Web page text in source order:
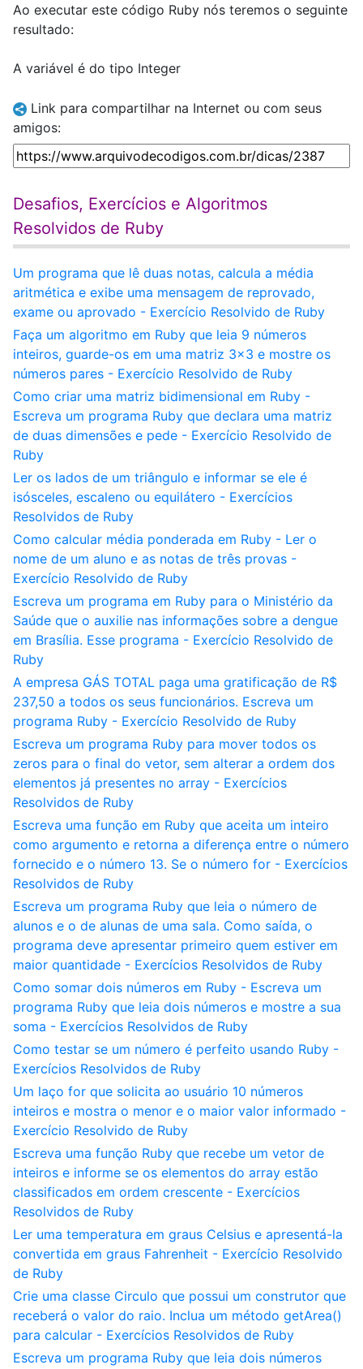
Ao executar este código Ruby nós teremos o seguinte
resultado:
A variável é do tipo Integer
Link para compartilhar na Internet ou com seus
amigos:
Desafios, Exercícios e Algoritmos
Resolvidos de Ruby
Um programa que lê duas notas, calcula a média
aritmética e exibe uma mensagem de reprovado,
exame ou aprovado - Exercício Resolvido de Ruby
Faça um algoritmo em Ruby que leia 9 números
inteiros, guarde-os em uma matriz 3x3 e mostre os
números pares - Exercício Resolvido de Ruby
Como criar uma matriz bidimensional em Ruby -
Escreva um programa Ruby que declara uma matriz
de duas dimensões e pede - Exercício Resolvido de
Ruby
Ler os lados de um triângulo e informar se ele é
isósceles, escaleno ou equilátero - Exercícios
Resolvidos de Ruby
Como calcular média ponderada em Ruby - Ler o
nome de um aluno e as notas de três provas -
Exercício Resolvido de Ruby
Escreva um programa em Ruby para o Ministério da
Saúde que o auxilie nas informações sobre a dengue
em Brasília. Esse programa - Exercício Resolvido de
Ruby
A empresa GÁS TOTAL paga uma gratificação de R$
237,50 a todos os seus funcionários. Escreva um
programa Ruby - Exercício Resolvido de Ruby
Escreva um programa Ruby para mover todos os
zeros para o final do vetor, sem alterar a ordem dos
elementos já presentes no array - Exercícios
Resolvidos de Ruby
Escreva uma função em Ruby que aceita um inteiro
como argumento e retorna a diferença entre o número
fornecido e o número 13. Se o número for - Exercícios
Resolvidos de Ruby
Escreva um programa Ruby que leia o número de
alunos e o de alunas de uma sala. Como saída, o
programa deve apresentar primeiro quem estiver em
maior quantidade - Exercícios Resolvidos de Ruby
Como somar dois números em Ruby - Escreva um
programa Ruby que leia dois números e mostre a sua
soma - Exercícios Resolvidos de Ruby
Como testar se um número é perfeito usando Ruby -
Exercícios Resolvidos de Ruby
Um laço for que solicita ao usuário 10 números
inteiros e mostra o menor e o maior valor informado -
Exercício Resolvido de Ruby
Escreva uma função Ruby que recebe um vetor de
inteiros e informe se os elementos do array estão
classificados em ordem crescente - Exercícios
Resolvidos de Ruby
Ler uma temperatura em graus Celsius e apresentá-la
convertida em graus Fahrenheit - Exercício Resolvido
de Ruby
Crie uma classe Circulo que possui um construtor que
receberá o valor do raio. Inclua um método getArea()
para calcular - Exercícios Resolvidos de Ruby
Escreva um programa Ruby que leia dois números